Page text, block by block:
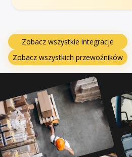
Zobacz wszystkie integracje
Zobacz wszystkich przewoźników